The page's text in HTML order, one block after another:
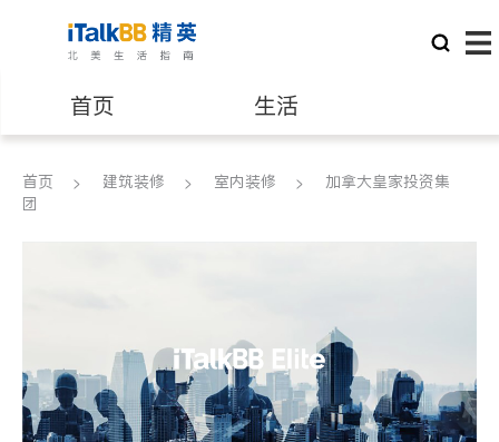
首页 生活
医生 律师
建筑装修
首页 建筑装修 室内装修
加拿大皇家投资集
团